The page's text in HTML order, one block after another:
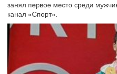
занял первое место среди
канал «Спорт».